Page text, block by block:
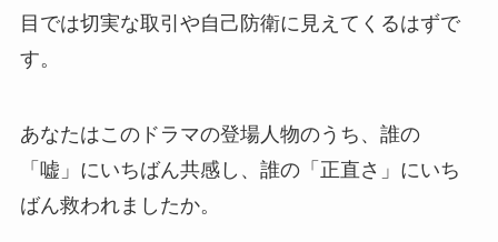
目では切実な取引や自己防衛に見えてくるはずで
す。
あなたはこのドラマの登場人物のうち、誰の
「嘘」にいちばん共感し、誰の「正直さ」にいち
ばん救われましたか。